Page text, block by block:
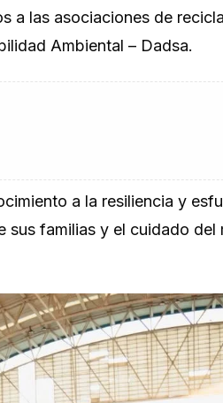
a las asociaciones de
Ambiental – Dadsa.
a la resiliencia y
sus familias y el cuidado del